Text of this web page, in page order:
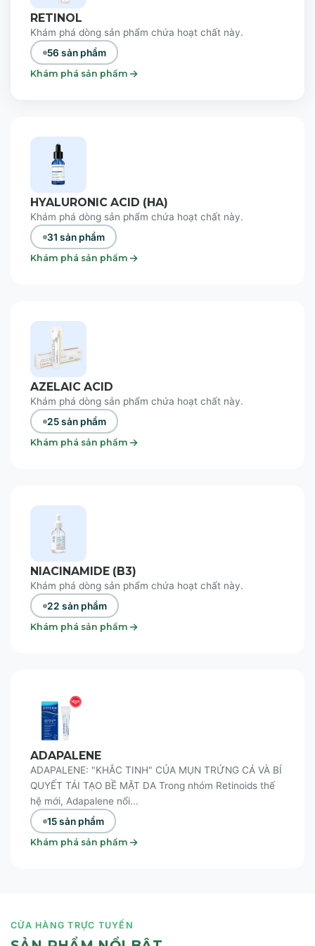
RETINOL
Khám phá dòng sản phẩm chứa hoạt chất này.
56 sản phẩm
Khám phá sản phẩm
HYALURONIC ACID (HA)
Khám phá dòng sản phẩm chứa hoạt chất này.
31 sản phẩm
Khám phá sản phẩm
AZELAIC ACID
Khám phá dòng sản phẩm chứa hoạt chất này.
25 sản phẩm
Khám phá sản phẩm
NIACINAMIDE (B3)
Khám phá dòng sản phẩm chứa hoạt chất này.
22 sản phẩm
Khám phá sản phẩm
ADAPALENE
ADAPALENE: "KHẮC TINH" CỦA MỤN TRỨNG CÁ VÀ BÍ
QUYẾT TÁI TẠO BỀ MẶT DA Trong nhóm Retinoids thế
hệ mới, Adapalene nổi...
15 sản phẩm
Khám phá sản phẩm
CỬA HÀNG TRỰC TUYẾN